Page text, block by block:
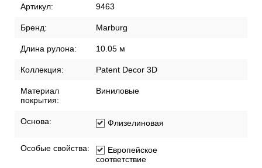
Артикул: 9463
Бренд: Marburg
Длина рулона: 10.05 м
Коллекция: Patent Decor 3D
Материал
покрытия:
Виниловые
Основа: Флизелиновая
Особые свойства:
Европейское
соответствие